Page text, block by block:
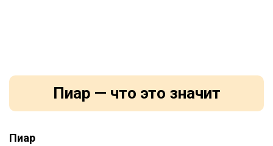
Пиар — что это значит
Пиар